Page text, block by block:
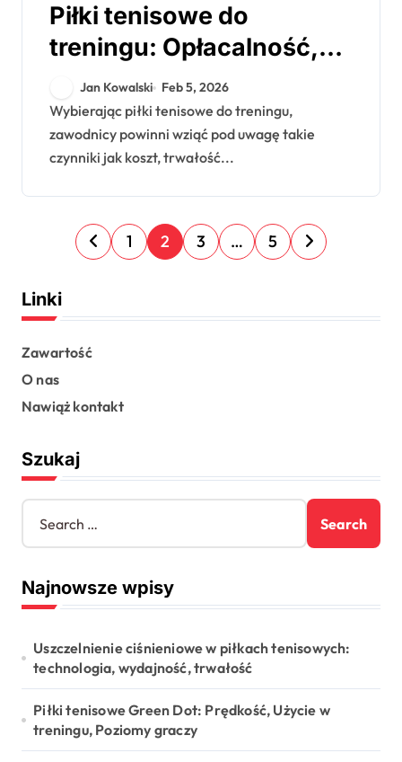
Piłki tenisowe do
treningu: Opłacalność,
Trwałość, Szkolenie
Jan Kowalski Feb 5, 2026
Wybierając piłki tenisowe do treningu,
zawodnicy powinni wziąć pod uwagę takie
czynniki jak koszt, trwałość...
P
o
t
s
a
g
i
n
a
i
n
1 2 3 … 5
Linki
Zawartość
O nas
Nawiąż kontakt
Szukaj
S
a
c
h
r
:
Najnowsze wpisy
Uszczelnienie ciśnieniowe w piłkach tenisowych:
technologia, wydajność, trwałość
Piłki tenisowe Green Dot: Prędkość, Użycie w
treningu, Poziomy graczy